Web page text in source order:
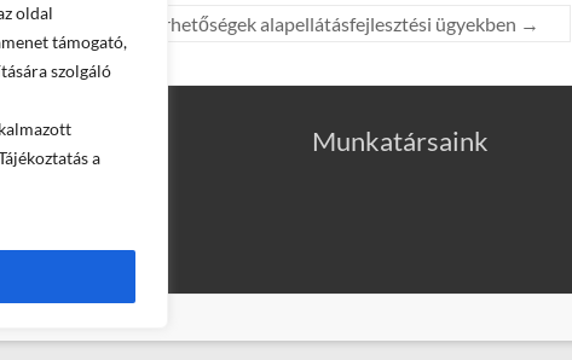
oldal
támogató,
szolgáló
a
Elérhetőségek alapellátásfejlesztési ügyekben →
Munkatársaink